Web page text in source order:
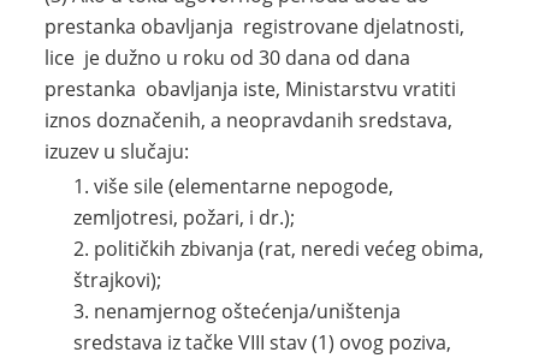
prestanka obavljanja registrovane djelatnosti,
lice je dužno u roku od 30 dana od dana
prestanka obavljanja iste, Ministarstvu vratiti
iznos doznačenih, a neopravdanih sredstava,
izuzev u slučaju:
više sile (elementarne nepogode,
zemljotresi, požari, i dr.);
političkih zbivanja (rat, neredi većeg obima,
štrajkovi);
nenamjernog oštećenja/uništenja
sredstava iz tačke VIII stav (1) ovog poziva,